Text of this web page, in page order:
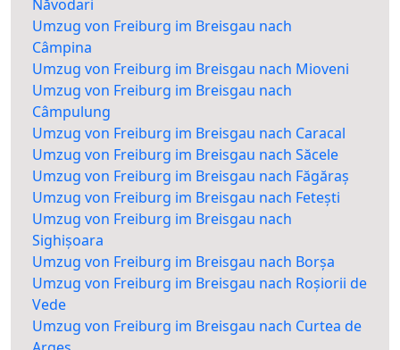
Năvodari
Umzug von Freiburg im Breisgau nach
Câmpina
Umzug von Freiburg im Breisgau nach Mioveni
Umzug von Freiburg im Breisgau nach
Câmpulung
Umzug von Freiburg im Breisgau nach Caracal
Umzug von Freiburg im Breisgau nach Săcele
Umzug von Freiburg im Breisgau nach Făgăraș
Umzug von Freiburg im Breisgau nach Fetești
Umzug von Freiburg im Breisgau nach
Sighișoara
Umzug von Freiburg im Breisgau nach Borșa
Umzug von Freiburg im Breisgau nach Roșiorii de
Vede
Umzug von Freiburg im Breisgau nach Curtea de